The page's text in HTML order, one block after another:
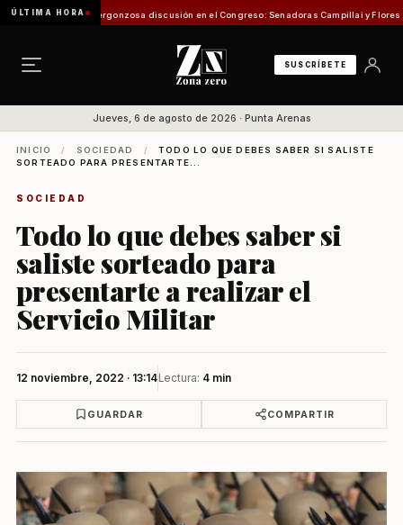
ÚLTIMA HORA
Pesca Vergonzosa discusión en el Congreso: Senadoras Campillai y Flores se
SUSCRÍBETE
Jueves, 6 de agosto de 2026 · Punta Arenas
INICIO / SOCIEDAD /
TODO LO QUE DEBES SABER SI SALISTE
SORTEADO PARA PRESENTARTE...
SOCIEDAD
Todo lo que debes saber si
saliste sorteado para
presentarte a realizar el
Servicio Militar
12 noviembre, 2022 · 13:14Lectura: 4 min
GUARDAR COMPARTIR